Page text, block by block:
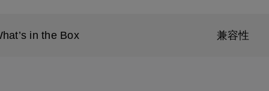
in the Box 兼容性